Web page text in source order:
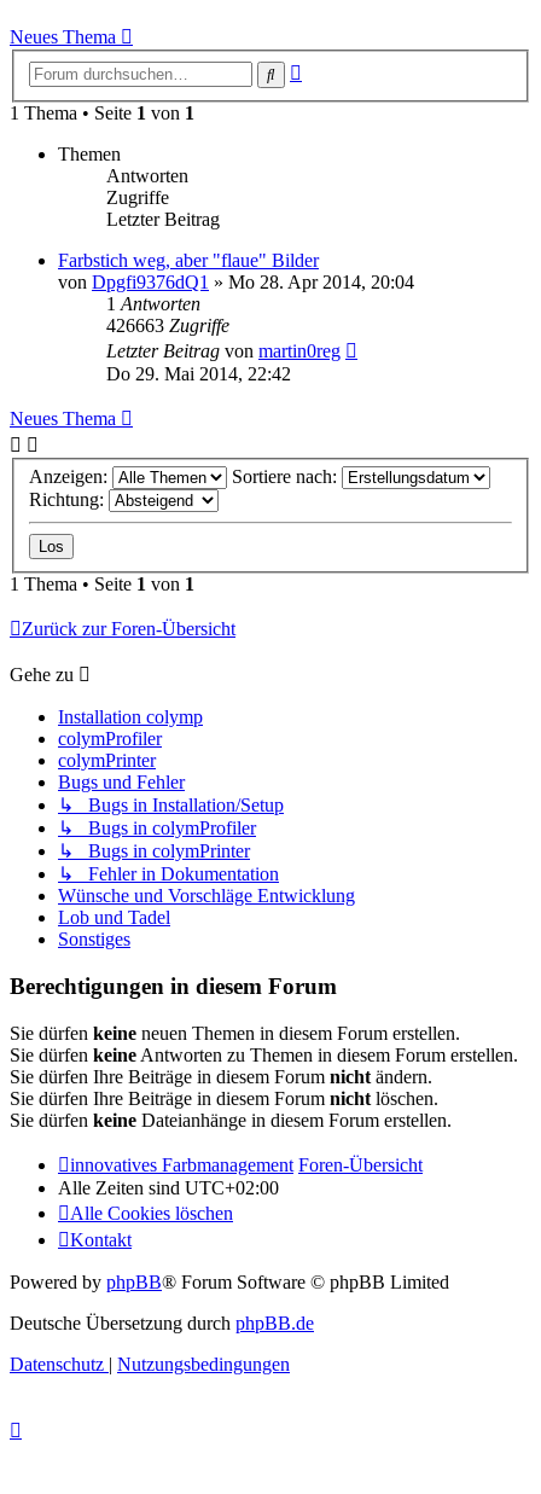
Neues Thema
Suche
1 Thema • Seite 1 von 1
Themen
Antworten
Zugriffe
Letzter Beitrag
Farbstich weg, aber "flaue" Bilder
von Dpgfi9376dQ1 » Mo 28. Apr 2014, 20:04
1 Antworten
426663 Zugriffe
Letzter Beitrag von martin0reg
Do 29. Mai 2014, 22:42
Neues Thema
Anzeigen:
Sortiere nach:
Richtung:
1 Thema • Seite 1 von 1
Zurück zur Foren-Übersicht
Gehe zu
Installation colymp
colymProfiler
colymPrinter
Bugs und Fehler
↳ Bugs in Installation/Setup
↳ Bugs in colymProfiler
↳ Bugs in colymPrinter
↳ Fehler in Dokumentation
Wünsche und Vorschläge Entwicklung
Lob und Tadel
Sonstiges
Berechtigungen in diesem Forum
Sie dürfen keine neuen Themen in diesem Forum erstellen.
Sie dürfen keine Antworten zu Themen in diesem Forum erstellen.
Sie dürfen Ihre Beiträge in diesem Forum nicht ändern.
Sie dürfen Ihre Beiträge in diesem Forum nicht löschen.
Sie dürfen keine Dateianhänge in diesem Forum erstellen.
innovatives Farbmanagement Foren-Übersicht
Alle Zeiten sind UTC+02:00
Alle Cookies löschen
Kontakt
Powered by phpBB® Forum Software © phpBB Limited
Deutsche Übersetzung durch phpBB.de
Datenschutz | Nutzungsbedingungen